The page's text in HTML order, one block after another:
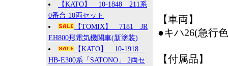
【KATO】 10-1848 211系
0番台 10両セット
【TOMIX】 7181 JR
EH800形電気機関車(新塗装)
【KATO】 10-1918
HB-E300系「SATONO」 2両セ
【車両】
●キハ26(急行
【付属品】